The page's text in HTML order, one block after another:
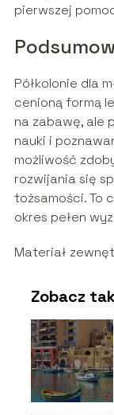
pierwszej
Półkolonie dla
cenioną formą
na zabawę, ale
nauki i
możliwość
rozwijania się
tożsamości. To
okres pełen
Materiał
Zobacz